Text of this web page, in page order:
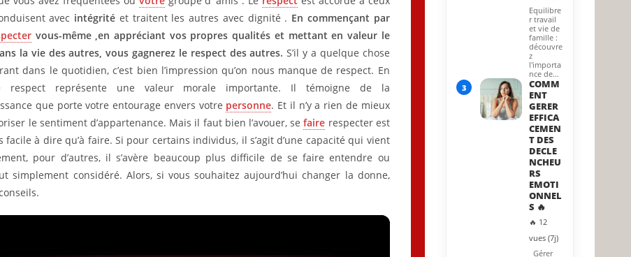
avec intégrité et traitent les autres avec dignité . En commençant par
vous-même ,en appréciant vos propres qualités et mettant en valeur le
la vie des autres, vous gagnerez le respect des autres.S’il y a quelque chose
dans le quotidien, c’est bien l’impression qu’on nous manque de respect. En
respect représente une valeur morale importante. Il témoigne de la
que porte votre entourage envers votre personne. Et il n’y a rien de mieux
le sentiment d’appartenance. Mais il faut bien l’avouer, sefaire respecter est
facile à dire qu’à faire. Si pour certains individus, il s’agit d’une capacité qui vient
pour d’autres, il s’avère beaucoup plus difficile de se faire entendre ou
simplement considéré. Alors, si vous souhaitez aujourd’hui changer la donne,
Equilibre
r travail
et vie de
famille :
découvre
z
l'importa
nce de…
3
COMM
ENT
GERER
EFFICA
CEMEN
T DES
DECLE
NCHEU
RS
EMOTI
ONNEL
S 🔥
🔥 12
vues (7j)
Gérer